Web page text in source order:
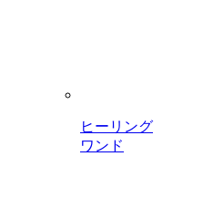
ヒーリング
ワンド